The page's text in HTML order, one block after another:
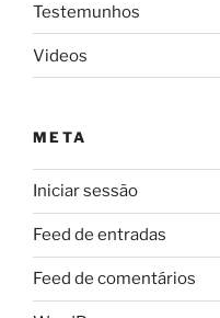
Testemunhos
Videos
META
Iniciar sessão
Feed de entradas
Feed de comentários